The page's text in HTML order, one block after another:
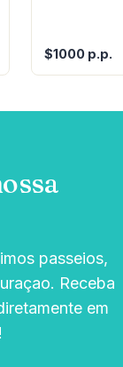
$1000 p.p.
passeios,
Receba
em